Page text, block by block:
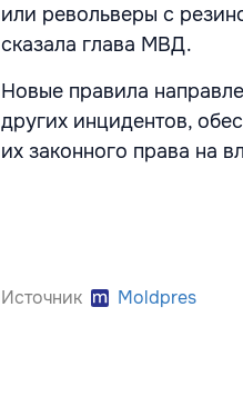
или револьверы с
сказала глава МВД.
Новые правила
других инцидентов,
их законного права на
Источник Moldpres